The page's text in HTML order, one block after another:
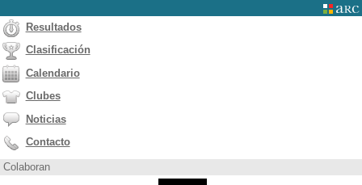
Resultados
Clasificación
Calendario
Clubes
Noticias
Contacto
Colaboran